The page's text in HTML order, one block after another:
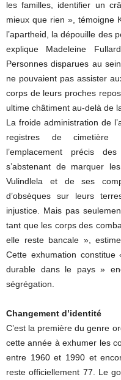
les familles, identifier un
mieux que rien », témoigne
l’apartheid, la dépouille des
explique Madeleine
Personnes disparues au
ne pouvaient pas assister
corps de leurs proches
ultime châtiment au-delà de
La froide administration de
registres de cimetière
l’emplacement précis
s’abstenant de marquer
Vulindlela et de ses
d’obsèques sur leurs
injustice. Mais pas
tant que les corps des
elle reste bancale »,
Cette exhumation
durable dans le pays »
ségrégation.
Changement d’identité
C’est la première du genre
cette année à exhumer les
entre 1960 et 1990 et
reste officiellement 77. Le